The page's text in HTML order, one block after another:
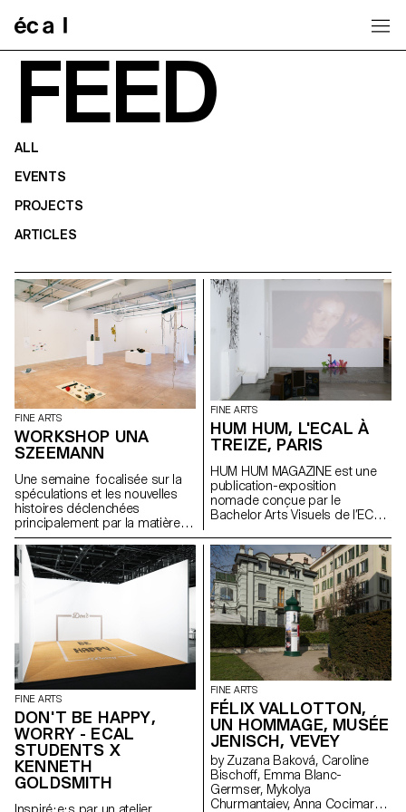
FEED
ALL
EVENTS
PROJECTS
ARTICLES
FINE ARTS
WORKSHOP UNA
SZEEMANN
Une semaine focalisée sur la
spéculations et les nouvelles
histoires déclenchées
principalement par la matière
avec l'artiste Una Szeemann.
Les étudiant.exs ont orienté
leurs réflexions sur le pouvoir
des objets, du point de vue de
oriented ontology, de la
FINE ARTS
HUM HUM, L'ECAL À
TREIZE, PARIS
HUM HUM MAGAZINE est une
publication-exposition
nomade conçue par le
Bachelor Arts Visuels de l’ECAL
la galerie parisienne Treize.
Organisée autour d'une série
d'invitations, chaque édition est
pensée par les étudiant·e·s du
Bachelor Arts Visuels comme
une exposition facilement
diffusable et activable à l’infini. À
l’occasion du lancement de
son premier numéro, HUM
HUM MAGAZINE investit Treize à
Paris pour y déployer son
sommaire à l’échelle du lieu. Un
projet initié par Philippe
Decrauzat, Gallien Déjean et
Stéphane Kropf.
FINE ARTS
DON'T BE HAPPY,
WORRY - ECAL
STUDENTS X
KENNETH
GOLDSMITH
Inspiré·e·s par un atelier
FINE ARTS
FÉLIX VALLOTTON,
UN HOMMAGE, MUSÉE
JENISCH, VEVEY
by Zuzana Baková, Caroline
Bischoff, Emma Blanc-
Germser, Mykolya
Churmantaiev, Anna Cocimarov,